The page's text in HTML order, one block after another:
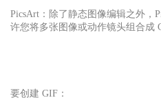
PicsArt：除了静态图像编辑之外，
许您将多张图像或动作镜头组合成
要创建 GIF：